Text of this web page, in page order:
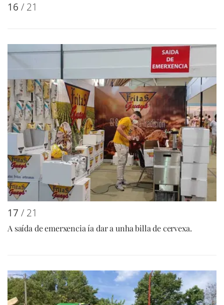
16 / 21
17 / 21
A saída de emerxencia ía dar a unha billa de cervexa.